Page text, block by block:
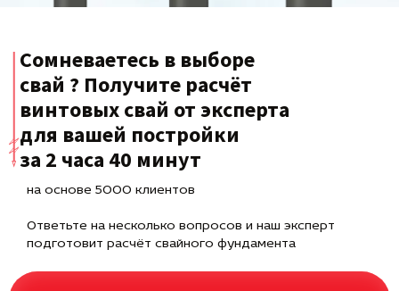
Сомневаетесь в выборе
свай ? Получите расчёт
винтовых свай от эксперта
для вашей постройки
за 2 часа 40 минут
на основе 5000 клиентов
Ответьте на несколько вопросов и наш эксперт
подготовит расчёт свайного фундамента